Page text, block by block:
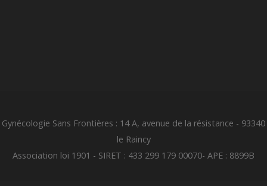
Gynécologie Sans Frontières : 14 A, avenue de la résistance - 93340
le Raincy
Association loi 1901 - SIRET : 433 299 179 00070- APE : 8899B